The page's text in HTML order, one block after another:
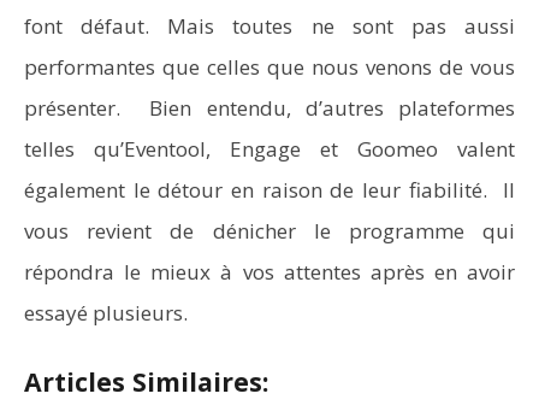
font défaut. Mais toutes ne sont pas aussi
performantes que celles que nous venons de vous
présenter. Bien entendu, d’autres plateformes
telles qu’Eventool, Engage et Goomeo valent
également le détour en raison de leur fiabilité. Il
vous revient de dénicher le programme qui
répondra le mieux à vos attentes après en avoir
essayé plusieurs.
Articles Similaires: